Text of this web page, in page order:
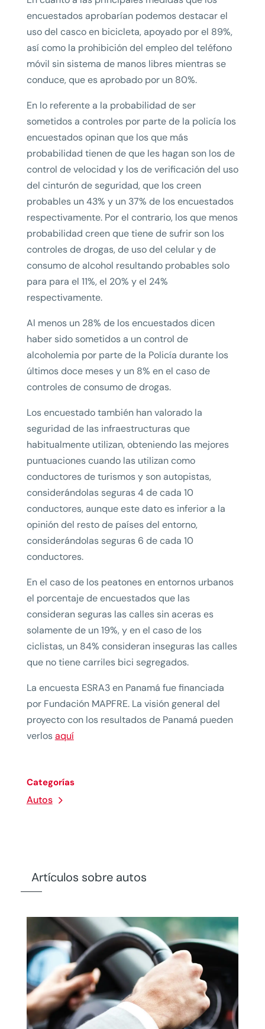
Categorías
Autos
encuestados aprobarían podemos destacar el
uso del casco en bicicleta, apoyado por el 89%,
así como la prohibición del empleo del teléfono
móvil sin sistema de manos libres mientras se
conduce, que es aprobado por un 80%.
En lo referente a la probabilidad de ser
sometidos a controles por parte de la policía los
encuestados opinan que los que más
probabilidad tienen de que les hagan son los de
control de velocidad y los de verificación del uso
del cinturón de seguridad, que los creen
probables un 43% y un 37% de los encuestados
respectivamente. Por el contrario, los que menos
probabilidad creen que tiene de sufrir son los
controles de drogas, de uso del celular y de
consumo de alcohol resultando probables solo
para para el 11%, el 20% y el 24%
respectivamente.
Al menos un 28% de los encuestados dicen
haber sido sometidos a un control de
alcoholemia por parte de la Policía durante los
últimos doce meses y un 8% en el caso de
controles de consumo de drogas.
Los encuestado también han valorado la
seguridad de las infraestructuras que
habitualmente utilizan, obteniendo las mejores
puntuaciones cuando las utilizan como
conductores de turismos y son autopistas,
considerándolas seguras 4 de cada 10
conductores, aunque este dato es inferior a la
opinión del resto de países del entorno,
considerándolas seguras 6 de cada 10
conductores.
En el caso de los peatones en entornos urbanos
el porcentaje de encuestados que las
consideran seguras las calles sin aceras es
solamente de un 19%, y en el caso de los
ciclistas, un 84% consideran inseguras las calles
que no tiene carriles bici segregados.
La encuesta ESRA3 en Panamá fue financiada
por Fundación MAPFRE. La visión general del
proyecto con los resultados de Panamá pueden
verlosaquí
Artículos sobre autos